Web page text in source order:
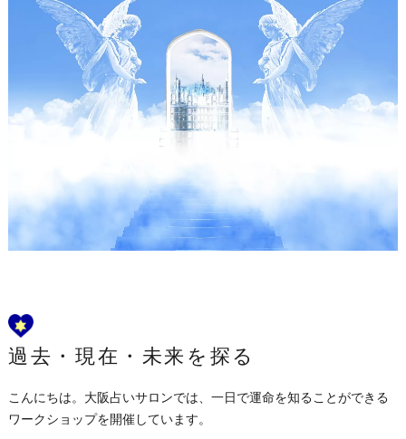
過去・現在・未来を探る
こんにちは。大阪占いサロンでは、一日で運命を知ることができる
ワークショップを開催しています。